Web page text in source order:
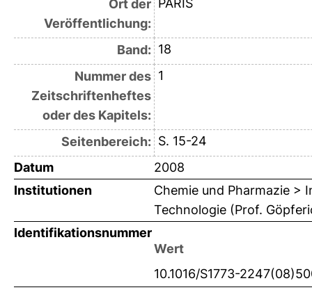
Ort der
Veröffentlichung:
PARIS
Band: 18
Nummer des
Zeitschriftenheftes
oder des Kapitels:
1
Seitenbereich: S. 15-24
Datum
2008
Institutionen
Chemie und Pharmazie >
Technologie (Prof.
Identifikationsnummer
Wert
10.1016/S1773-